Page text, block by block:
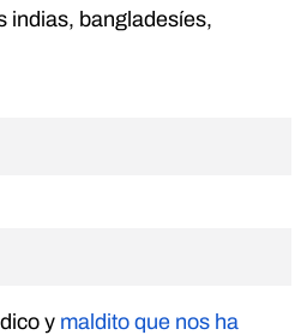
indias, bangladesíes,
y maldito que nos ha